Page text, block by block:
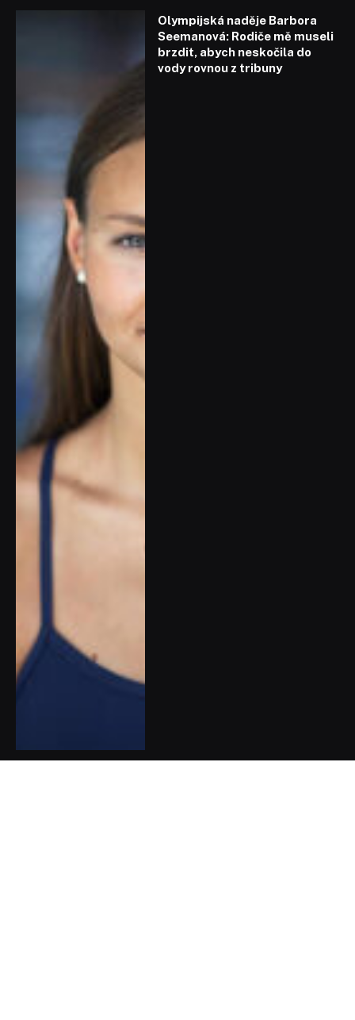
Olympijská naděje Barbora
Seemanová: Rodiče mě museli
brzdit, abych neskočila do
vody rovnou z tribuny